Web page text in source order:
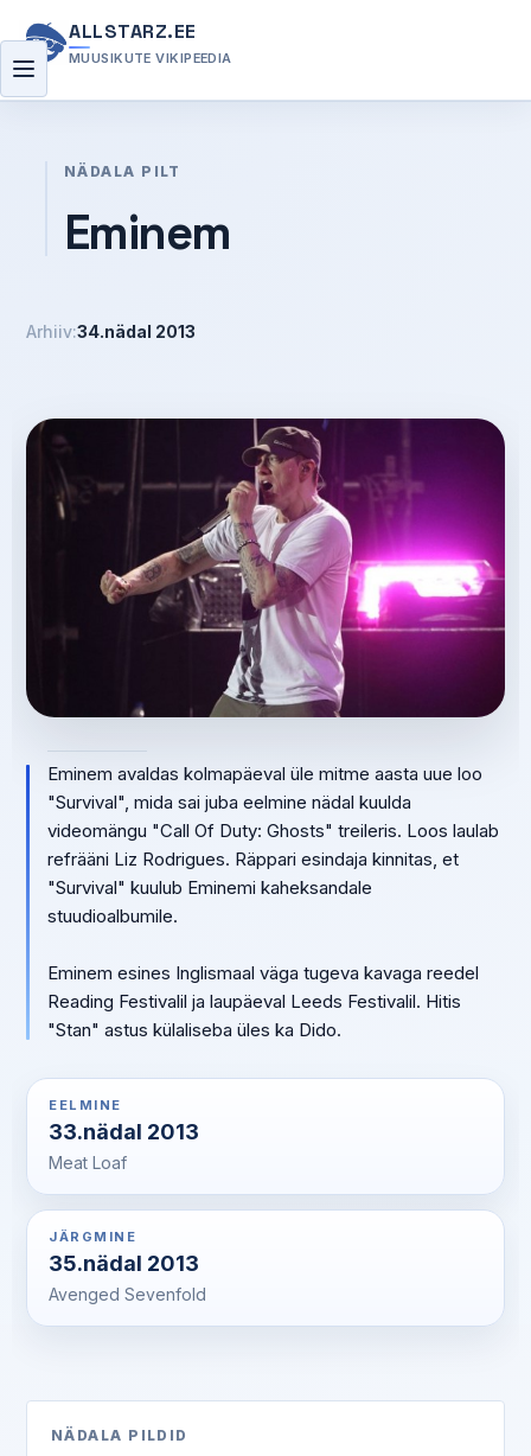
ALLSTARZ.EE
MUUSIKUTE VIKIPEEDIA
Menüü
NÄDALA PILT
Eminem
Arhiiv:34.nädal 2013
Eminem avaldas kolmapäeval üle mitme aasta uue loo
"Survival", mida sai juba eelmine nädal kuulda
videomängu "Call Of Duty: Ghosts" treileris. Loos laulab
refrääni Liz Rodrigues. Räppari esindaja kinnitas, et
"Survival" kuulub Eminemi kaheksandale
stuudioalbumile.
Eminem esines Inglismaal väga tugeva kavaga reedel
Reading Festivalil ja laupäeval Leeds Festivalil. Hitis
"Stan" astus külaliseba üles ka Dido.
EELMINE
33.nädal 2013
Meat Loaf
JÄRGMINE
35.nädal 2013
Avenged Sevenfold
NÄDALA PILDID